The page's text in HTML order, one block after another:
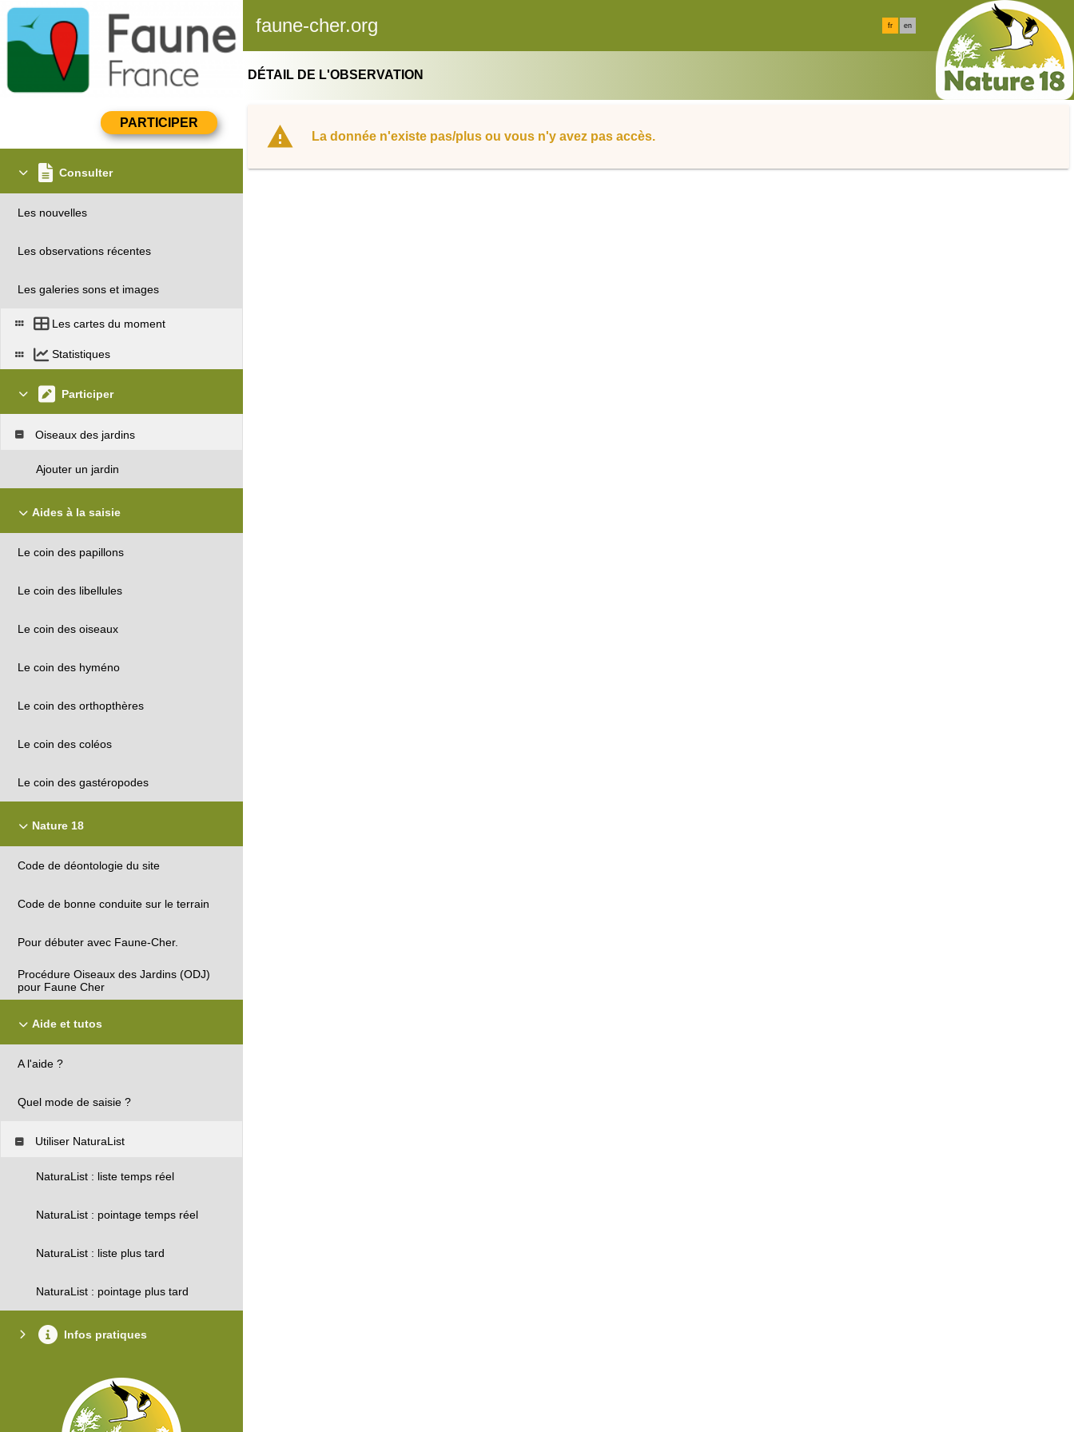
faune-cher.org fr en
Consulter
Les nouvelles
Les observations récentes
Les galeries sons et images
Les cartes du moment
Statistiques
Participer
Oiseaux des jardins
Ajouter un jardin
Aides à la saisie
Le coin des papillons
Le coin des libellules
Le coin des oiseaux
Le coin des hyméno
Le coin des orthopthères
Le coin des coléos
Le coin des gastéropodes
Nature 18
Code de déontologie du site
Code de bonne conduite sur le terrain
Pour débuter avec Faune-Cher.
Procédure Oiseaux des Jardins (ODJ)
pour Faune Cher
Aide et tutos
A l'aide ?
Quel mode de saisie ?
Utiliser NaturaList
NaturaList : liste temps réel
NaturaList : pointage temps réel
NaturaList : liste plus tard
NaturaList : pointage plus tard
Infos pratiques
DÉTAIL DE L'OBSERVATION
La donnée n'existe pas/plus ou vous n'y avez pas accès.